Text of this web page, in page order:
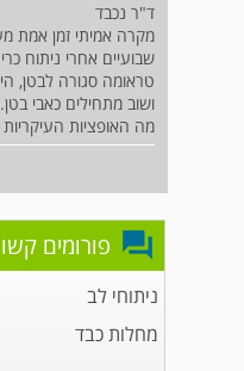
ד"ר נכבד
מקרה אמיתי זמן אמת
טראומה סגורה לבטן,
ושוב מתחילים כאבי בטן.
מה האופציות
פורומים
ניתוחי לב
מחלות כבד